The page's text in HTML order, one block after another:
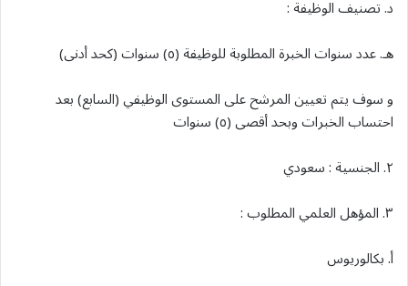
د. تصنيف الوظيفة :
هـ. عدد سنوات الخبرة المطلوبة للوظيفة (٥) سنوات (كحد أدنى)
و سوف يتم تعيين المرشح على المستوى الوظيفي (السابع) بعد
احتساب الخبرات وبحد أقصى (٥) سنوات
٢. الجنسية : سعودي
٣. المؤهل العلمي المطلوب :
أ. بكالوريوس